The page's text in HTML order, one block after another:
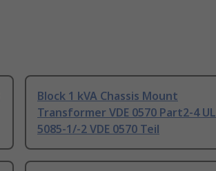
Block 1 kVA Chassis Mount
Transformer VDE 0570 Part2-4 UL
5085-1/-2 VDE 0570 Teil